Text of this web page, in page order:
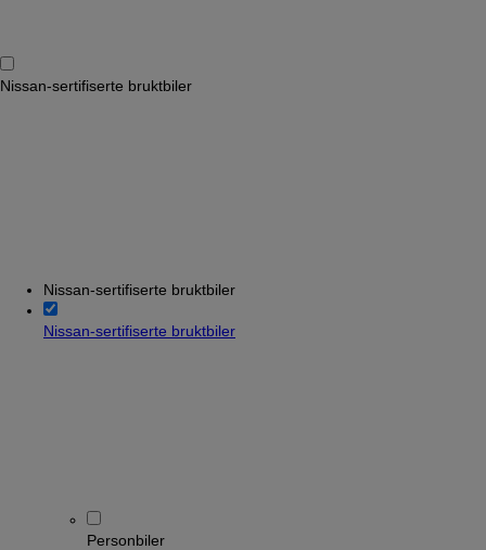
Nissan-sertifiserte bruktbiler
Nissan-sertifiserte bruktbiler
Nissan-sertifiserte bruktbiler
Personbiler